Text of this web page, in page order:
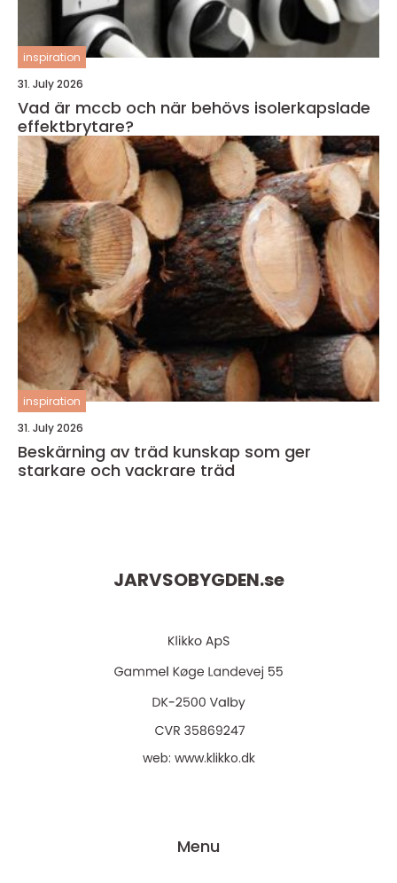
inspiration
31. July 2026
Vad är mccb och när behövs isolerkapslade
effektbrytare?
inspiration
31. July 2026
Beskärning av träd kunskap som ger
starkare och vackrare träd
JARVSOBYGDEN.se
web: www.klikko.dk
Menu